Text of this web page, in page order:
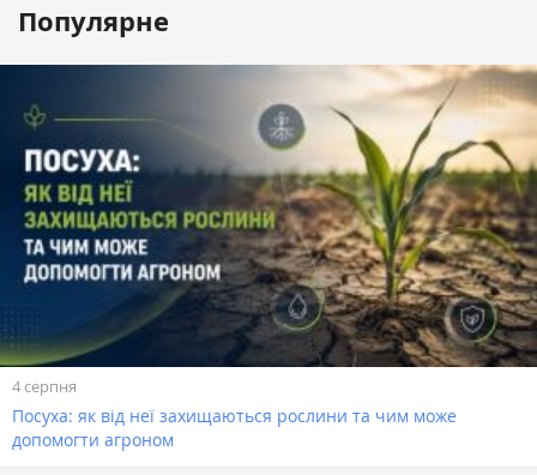
Популярне
4 серпня
Посуха: як від неї захищаються рослини та чим може
допомогти агроном